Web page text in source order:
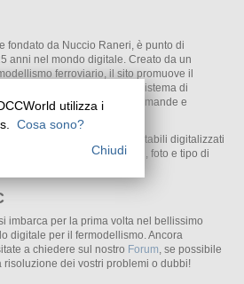
fondato da Nuccio Raneri, è punto di
anni nel mondo digitale. Creato da un
ferroviario, il sito promuove il
il moderno e divertente sistema di
risposte alle vostre domande e
del digitale.
un database contenente i rotabili digitalizzati
completo di consigli, foto e tipo di
imbarca per la prima volta nel bellissimo
digitale per il fermodellismo. Ancora
a chiedere sul nostro Forum, se possibile
dei vostri problemi o dubbi!
utilizza i
Cosa sono?
Chiudi